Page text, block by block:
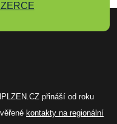
přináší od roku
kontakty na regionální